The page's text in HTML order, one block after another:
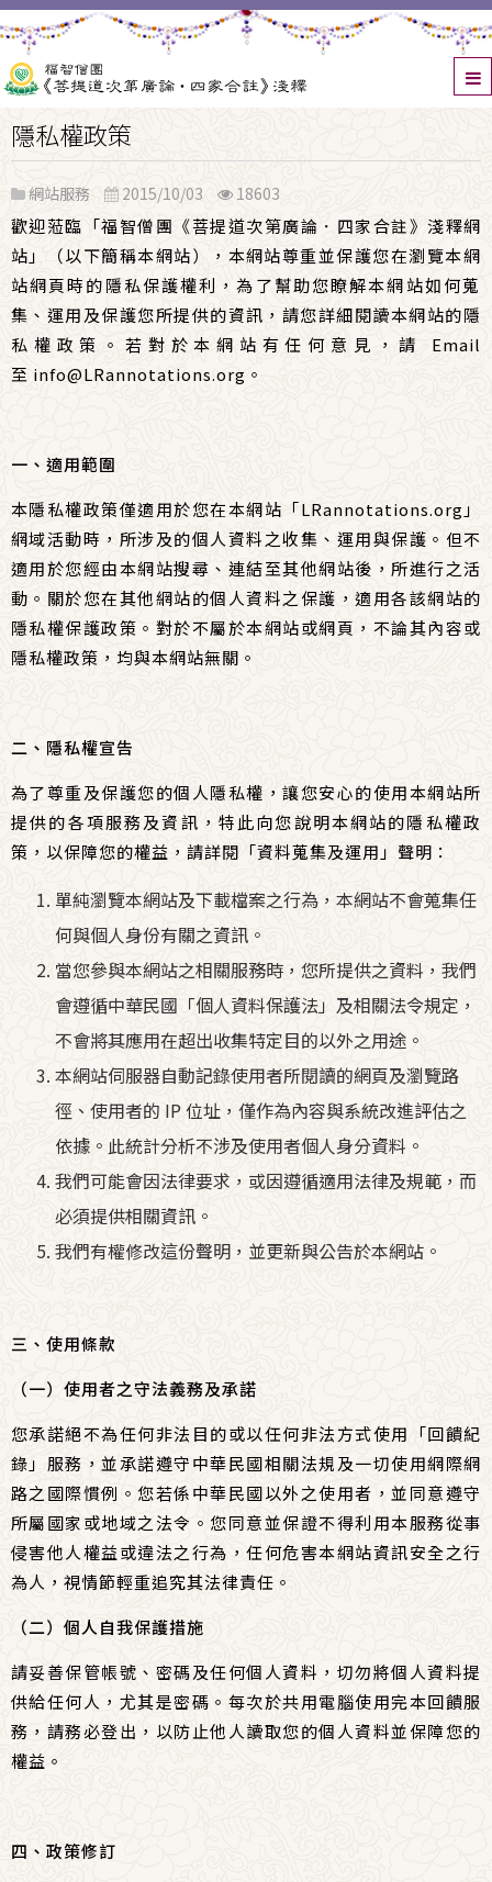
隱私權政策
網站服務 2015/10/03 18603
歡迎蒞臨「福智僧團《菩提道次第廣論 ． 四家合註》淺釋網
站」（以下簡稱本網站）， 本網站尊重並保護您在瀏覽本網
站網頁時的隱私保護權利，為了幫助您瞭解本網站如何蒐
集、運用及保護您所提供的資訊， 請您詳細閱讀本網站的隱
私權政策。若對於本網站有任何意見，請 Email
至 info@LRannotations.org 。
一、適用範圍
本隱私權政策僅適用於您在本網站「LRannotations.org 」
網域活動時，所涉及的個人資料之收集、運用與保護。但不
適用於您經由本網站搜尋、連結至其他網站後，所進行之活
動。關於您在其他網站的個人資料之保護，適用各該網站的
隱私權保護政策。對於不屬於本網站或網頁，不論其內容或
隱私權政策，均與本網站無關。
二、隱私權宣告
為了尊重及保護您的個人隱私權，讓您安心的使用本網站所
提供的各項服務及資訊，特此向您說明本網站的隱私權政
策，以保障您的權益，請詳閱「資料蒐集及運用」聲明：
單純瀏覽本網站及下載檔案之行為，本網站不會蒐集任
何與個人身份有關之資訊。
當您參與本網站之相關服務時，您所提供之資料，我們
會遵循中華民國「個人資料保護法」及相關法令規定，
不會將其應用在超出收集特定目的以外之用途。
本網站伺服器自動記錄使用者所閱讀的網頁及瀏覽路
徑、使用者的 IP 位址，僅作為內容與系統改進評估之
依據。此統計分析不涉及使用者個人身分資料。
我們可能會因法律要求，或因遵循適用法律及規範，而
必須提供相關資訊。
我們有權修改這份聲明，並更新與公告於本網站。
三、使用條款
（一）使用者之守法義務及承諾
您承諾絕不為任何非法目的或以任何非法方式使用「回饋紀
錄」服務，並承諾遵守中華民國相關法規及一切使用網際網
路之國際慣例。您若係中華民國以外之使用者，並同意遵守
所屬國家或地域之法令。您同意並保證不得利用本服務從事
侵害他人權益或違法之行為，任何危害本網站資訊安全之行
為人，視情節輕重追究其法律責任。
（二）個人自我保護措施
請妥善保管帳號、密碼及任何個人資料，切勿將個人資料提
供給任何人，尤其是密碼。每次於共用電腦使用完本回饋服
務，請務必登出，以防止他人讀取您的個人資料並保障您的
權益。
四、政策修訂